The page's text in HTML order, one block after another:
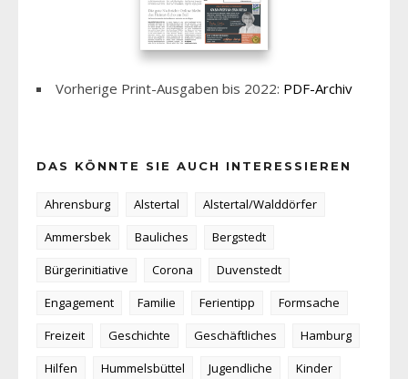
Vorherige Print-Ausgaben bis 2022: PDF-Archiv
DAS KÖNNTE SIE AUCH INTERESSIEREN
Ahrensburg Alstertal
Alstertal/Walddörfer
Ammersbek
Bauliches
Bergstedt
Bürgerinitiative
Corona
Duvenstedt
Engagement
Familie Ferientipp
Formsache
Freizeit
Geschichte Geschäftliches
Hamburg
Hilfen
Hummelsbüttel Jugendliche
Kinder